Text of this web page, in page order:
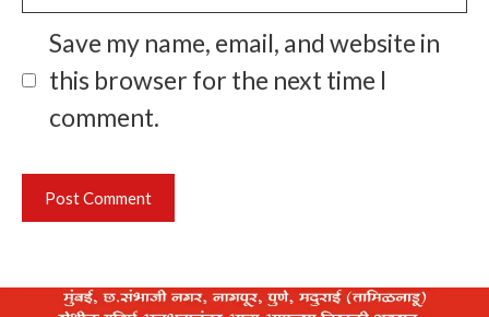
Save my name, email, and website in
this browser for the next time I
comment.